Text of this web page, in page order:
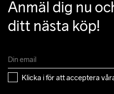
Anmäl dig nu
ditt nästa köp!
Klicka i för att acceptera